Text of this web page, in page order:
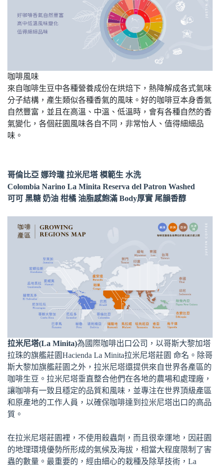
咖啡風味
來自咖啡生豆中各種營養成份在烘焙下，熱降解成各式氣味
分子結構，產生類似各種香氣的風味。好的咖啡豆本身香氣
自然豐富，並且在高溫、中溫、低溫時，會有各種自然的香
氣變化，各個莊園風味各自不同，非常怡人、值得細細品
味。
哥倫比亞 娜玲瓏 拉米尼塔 模範生 水洗
Colombia Narino La Minita Reserva del Patron Washed
可可 黑糖 奶油 柑橘 油脂感飽滿 Body厚實 尾韻香醇
拉米尼塔(La Minita)為國際咖啡出口公司，以哥斯大黎加塔
拉珠的旗艦莊園Hacienda La Minita拉米尼塔莊園 命名。除哥
斯大黎加旗艦莊園之外，拉米尼塔還提供來自世界各產區的
咖啡生豆。拉米尼塔垂直整合他們在各地的農場和處理廠，
讓咖啡有一致且穩定的品質和風味，並專注在世界頂級產區
和原產地的工作人員，以確保咖啡達到拉米尼塔出口的高品
質。
在拉米尼塔莊園裡，不使用殺蟲劑，而且很幸運地，因莊園
的地理環境優勢所形成的氣候及海拔，相當大程度限制了害
蟲的數量。最重要的，經由細心的栽種及除草技術，La